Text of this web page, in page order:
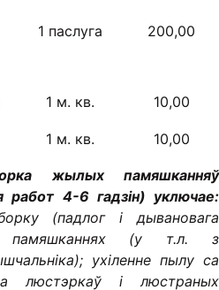
1 паслуга
200,00
1 м. кв. 10,00
1 м. кв. 10,00
жылых памяшканняў
работ 4-6 гадзін) уключае:
(падлог і дывановага
памяшканнях (у т.л. з
ухіленне пылу са
люстэркаў і люстраных